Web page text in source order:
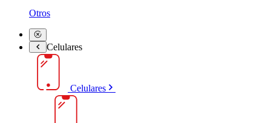
Otros
Celulares
Celulares